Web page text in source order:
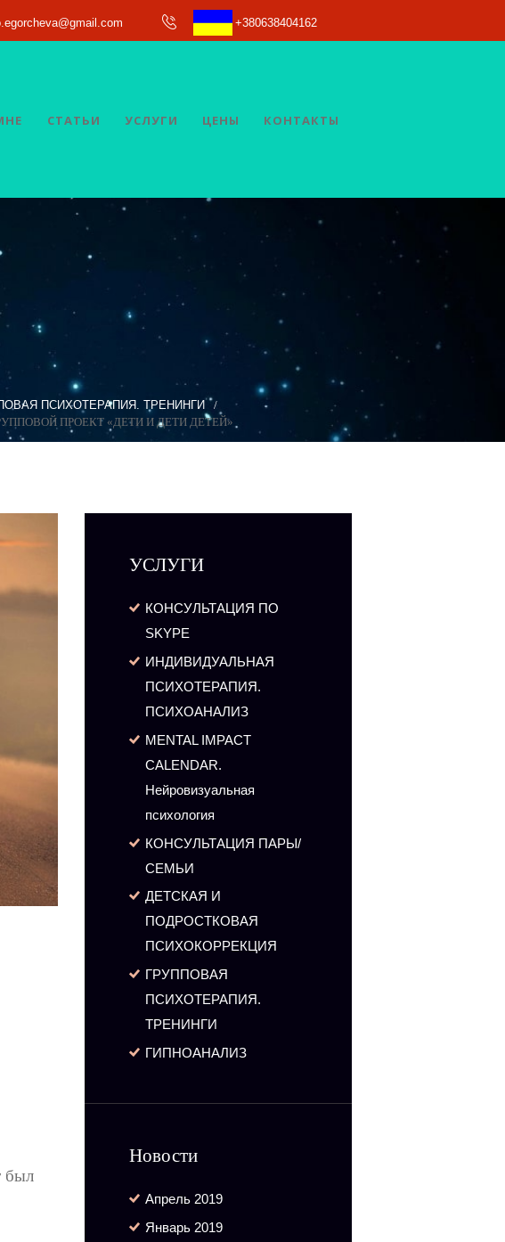
+380638404162
СТАТЬИ УСЛУГИ ЦЕНЫ КОНТАКТЫ
ПСИХОТЕРАПИЯ. ТРЕНИНГИ
ПРОЕКТ «ДЕТИ И ДЕТИ ДЕТЕЙ»
был
УСЛУГИ
КОНСУЛЬТАЦИЯ ПО
SKYPE
ИНДИВИДУАЛЬНАЯ
ПСИХОТЕРАПИЯ.
ПСИХОАНАЛИЗ
MENTAL IMPACT
CALENDAR.
Нейровизуальная
психология
КОНСУЛЬТАЦИЯ ПАРЫ/
СЕМЬИ
ДЕТСКАЯ И
ПОДРОСТКОВАЯ
ПСИХОКОРРЕКЦИЯ
ГРУППОВАЯ
ПСИХОТЕРАПИЯ.
ТРЕНИНГИ
ГИПНОАНАЛИЗ
Новости
Апрель 2019
Январь 2019